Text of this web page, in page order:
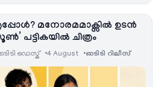
മനോരമമാക്സിൽ ഉടൻ
പട്ടികയിൽ ചിത്രം
ഡെസ്ക് 4 August ഓടിടി റിലീസ്